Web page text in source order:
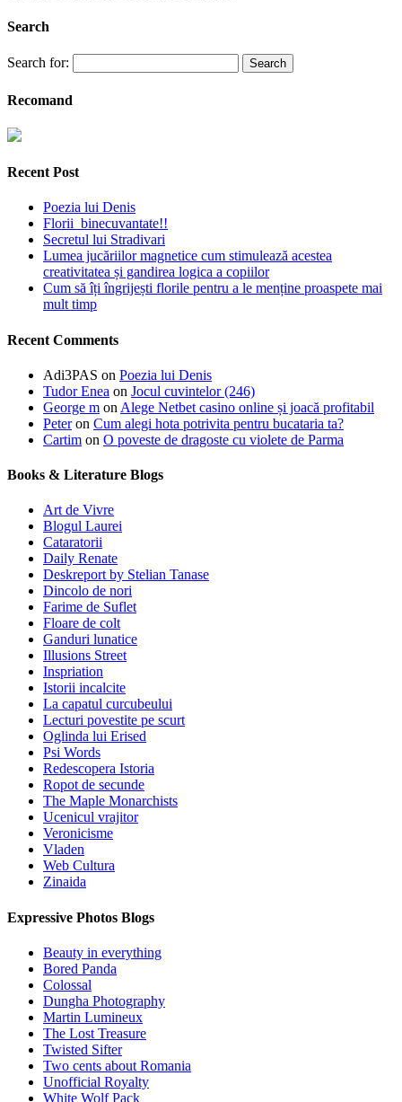
Search
Search for:
Recomand
Recent Post
Poezia lui Denis
Florii binecuvantate!!
Secretul lui Stradivari
Lumea jucăriilor magnetice cum stimulează acestea
creativitatea și gandirea logica a copiilor
Cum să îți îngrijești florile pentru a le menține proaspete mai
mult timp
Recent Comments
Adi3PAS on Poezia lui Denis
Tudor Enea on Jocul cuvintelor (246)
George m on Alege Netbet casino online și joacă profitabil
Peteron Cum alegi hota potrivita pentru bucataria ta?
Cartim on O poveste de dragoste cu violete de Parma
Books & Literature Blogs
Art de Vivre
Blogul Laurei
Cataratorii
Daily Renate
Deskreport by Stelian Tanase
Dincolo de nori
Farime de Suflet
Floare de colt
Ganduri lunatice
Illusions Street
Inspriation
Istorii incalcite
La capatul curcubeului
Lecturi povestite pe scurt
Oglinda lui Erised
Psi Words
Redescopera Istoria
Ropot de secunde
The Maple Monarchists
Ucenicul vrajitor
Veronicisme
Vladen
Web Cultura
Zinaida
Expressive Photos Blogs
Beauty in everything
Bored Panda
Colossal
Dungha Photography
Martin Lumineux
The Lost Treasure
Twisted Sifter
Two cents about Romania
Unofficial Royalty
White Wolf Pack